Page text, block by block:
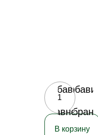
В корзину
Добавить
в
сравнение